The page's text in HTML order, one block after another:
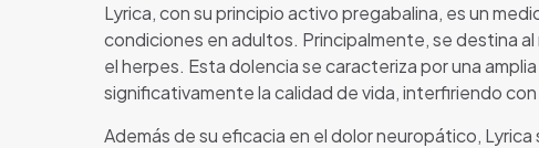
Lyrica, con su principio activo pregabalina, es un
condiciones en adultos. Principalmente, se destina
el herpes. Esta dolencia se caracteriza por una
significativamente la calidad de vida, interfiriendo
Además de su eficacia en el dolor neuropático,